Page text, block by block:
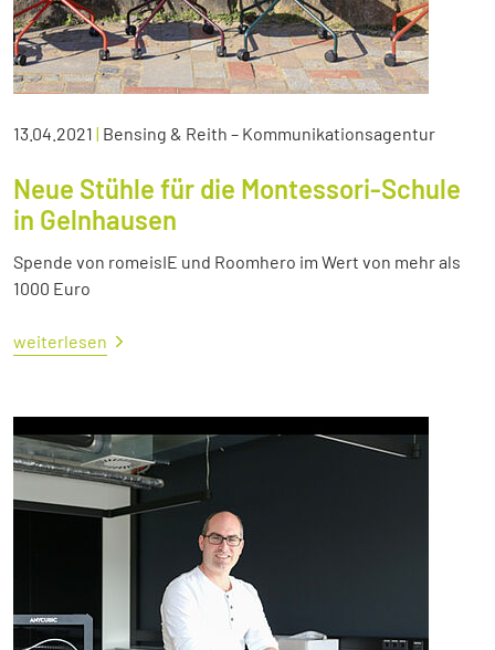
13.04.2021 | Bensing & Reith – Kommunikationsagentur
Neue Stühle für die Montessori-Schule
in Gelnhausen
Spende von romeisIE und Roomhero im Wert von mehr als
1000 Euro
weiterlesen